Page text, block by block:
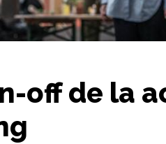
off de la